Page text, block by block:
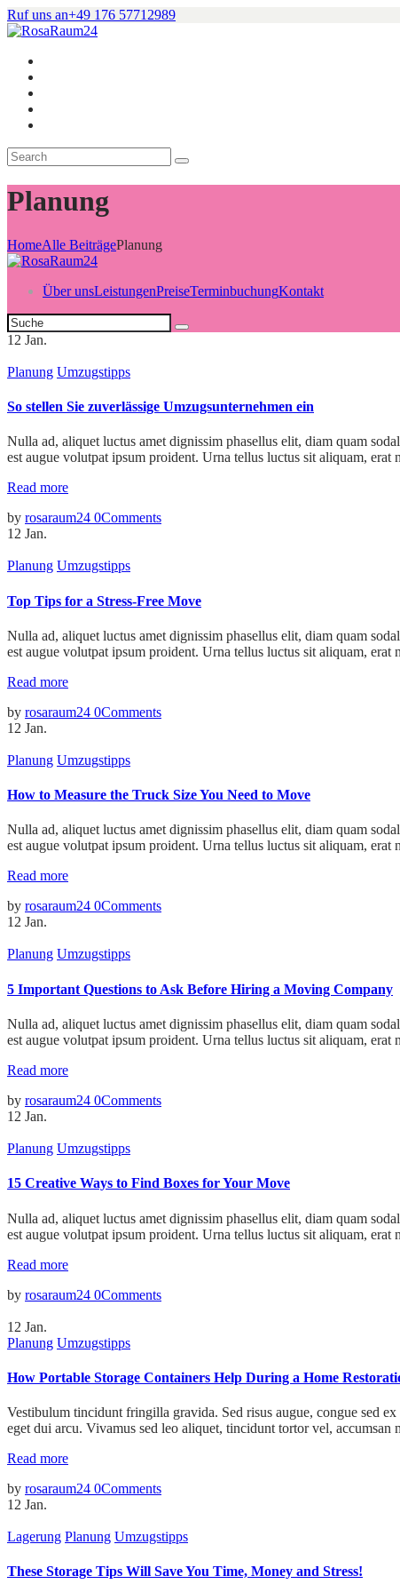
Ruf uns an+49 176 57712989
Planung
HomeAlle BeiträgePlanung
Über unsLeistungenPreiseTerminbuchungKontakt
12 Jan.
Planung Umzugstipps
So stellen Sie zuverlässige Umzugsunternehmen ein
Nulla ad, aliquet luctus amet dignissim phasellus elit, diam quam
est augue volutpat ipsum proident. Urna tellus luctus sit aliquam,
Read more
by rosaraum24 0Comments
12 Jan.
Planung Umzugstipps
Top Tips for a Stress-Free Move
Nulla ad, aliquet luctus amet dignissim phasellus elit, diam quam
est augue volutpat ipsum proident. Urna tellus luctus sit aliquam,
Read more
by rosaraum24 0Comments
12 Jan.
Planung Umzugstipps
How to Measure the Truck Size You Need to Move
Nulla ad, aliquet luctus amet dignissim phasellus elit, diam quam
est augue volutpat ipsum proident. Urna tellus luctus sit aliquam,
Read more
by rosaraum24 0Comments
12 Jan.
Planung Umzugstipps
5 Important Questions to Ask Before Hiring a Moving Company
Nulla ad, aliquet luctus amet dignissim phasellus elit, diam quam
est augue volutpat ipsum proident. Urna tellus luctus sit aliquam,
Read more
by rosaraum24 0Comments
12 Jan.
Planung Umzugstipps
15 Creative Ways to Find Boxes for Your Move
Nulla ad, aliquet luctus amet dignissim phasellus elit, diam quam
est augue volutpat ipsum proident. Urna tellus luctus sit aliquam,
Read more
by rosaraum24 0Comments
12 Jan.
Planung Umzugstipps
How Portable Storage Containers Help During a Home
Vestibulum tincidunt fringilla gravida. Sed risus augue, congue sed
eget dui arcu. Vivamus sed leo aliquet, tincidunt tortor vel, accumsan
Read more
by rosaraum24 0Comments
12 Jan.
Lagerung Planung Umzugstipps
These Storage Tips Will Save You Time, Money and Stress!